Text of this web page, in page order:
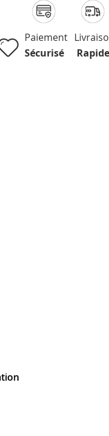
Paiement
Sécurisé
Rapide